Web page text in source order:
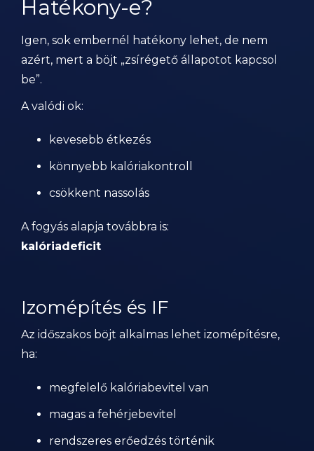
Hatékony-e?
Igen, sok embernél hatékony lehet, de nem
azért, mert a böjt „zsírégető állapotot kapcsol
be”.
A valódi ok:
kevesebb étkezés
könnyebb kalóriakontroll
csökkent nassolás
A fogyás alapja továbbra is:
kalóriadeficit
Izomépítés és IF
Az időszakos böjt alkalmas lehet izomépítésre,
ha:
megfelelő kalóriabevitel van
magas a fehérjebevitel
rendszeres erőedzés történik